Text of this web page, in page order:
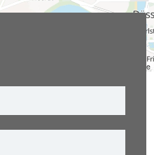
© OpenStreetMap-Mitwirkende